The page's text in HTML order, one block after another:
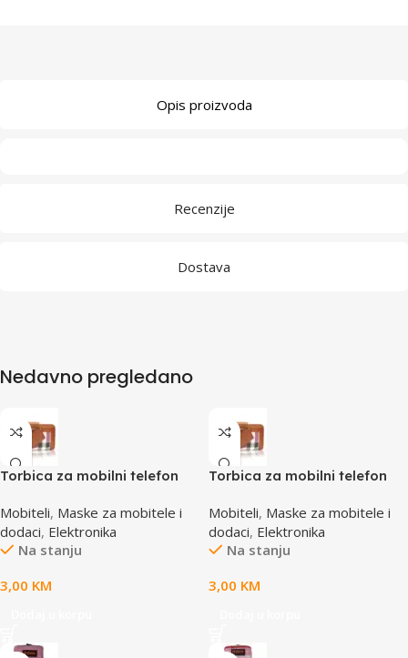
Opis proizvoda
Recenzije
Dostava
Nedavno pregledano
Torbica za mobilni telefon
110x45x17mm
Mobiteli, Maske za mobitele i
dodaci, Elektronika
Na stanju
3,00 KM
Torbica za mobilni telefon
110x43x17mm
Mobiteli, Maske za mobitele i
dodaci, Elektronika
Na stanju
3,00 KM